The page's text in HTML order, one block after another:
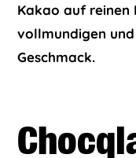
Kakao auf reinen
vollmundigen
Geschmack.